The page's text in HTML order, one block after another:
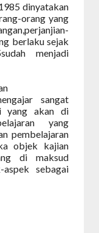
dinyatakan
orang yang
berlaku sejak
menjadi
sangat
yang akan di
yang
pembelajaran
objek kajian
di maksud
sebagai